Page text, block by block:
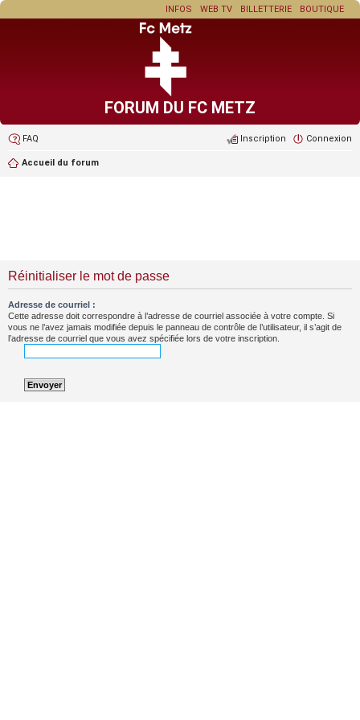
BOUTIQUE
BILLETTERIE
WEB TV
INFOS
FORUM DU FC METZ
FAQ Connexion
Inscription
Accueil du forum
Réinitialiser le mot de passe
Adresse de courriel :
Cette adresse doit correspondre à l’adresse de courriel associée à votre compte. Si
vous ne l’avez jamais modifiée depuis le panneau de contrôle de l’utilisateur, il s’agit de
l’adresse de courriel que vous avez spécifiée lors de votre inscription.